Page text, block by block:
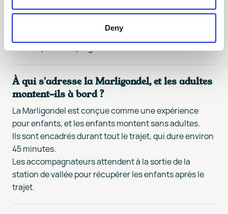
Deny
Elle circule certains soirs d'hiver sur le téléphérique
station intermédiaire et retour.
À qui s'adresse la Marligondel, et les adultes
montent-ils à bord ?
La Marligondel est conçue comme une expérience
pour enfants, et les enfants montent sans adultes.
Ils sont encadrés durant tout le trajet, qui dure environ
45 minutes.
Les accompagnateurs attendent à la sortie de la
station de vallée pour récupérer les enfants après le
trajet.